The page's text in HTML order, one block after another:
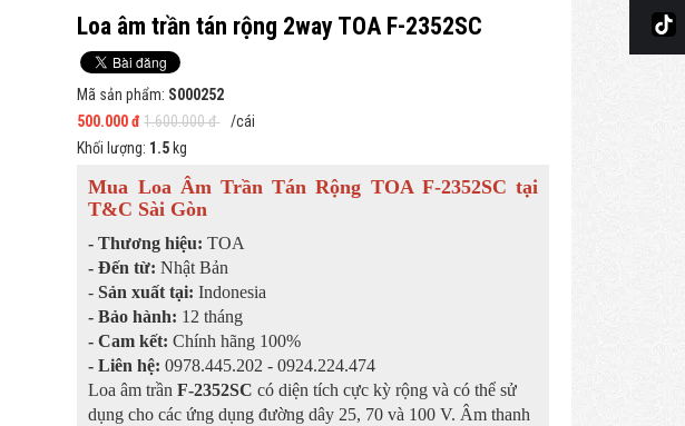
Loa âm trần tán rộng 2way TOA F-2352SC
Mã sản phẩm: S000252
500.000 đ 1.600.000 đ
/cái
Khối lượng: 1.5 kg
Mua Loa Âm Trần Tán Rộng TOA F-2352SC tại
T&C Sài Gòn
- Thương hiệu: TOA
- Đến từ: Nhật Bản
-Sản xuất tại:Indonesia
- Bảo hành: 12 tháng
- Cam kết: Chính hãng 100%
- Liên hệ: 0978.445.202 - 0924.224.474
Loa âm trầnF-2352SC có diện tích cực kỳ rộng và có thể sử
dụng cho các ứng dụng đường dây 25, 70 và 100 V. Âm thanh